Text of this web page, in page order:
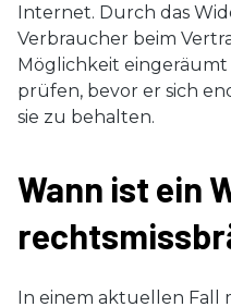
Internet. Durch das
Verbraucher beim
Möglichkeit eingeräumt
prüfen, bevor er sich
sie zu behalten.
Wann ist ein
In einem aktuellen Fall